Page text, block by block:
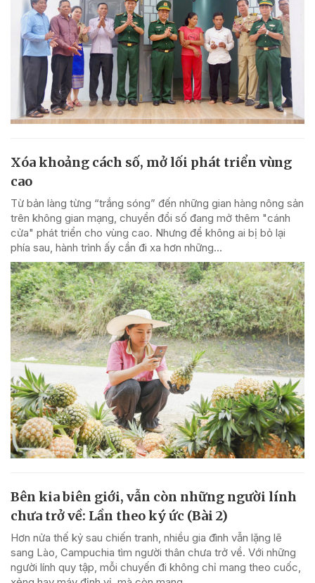
Xóa khoảng cách số, mở lối phát triển vùng
cao
Từ bản làng từng “trắng sóng” đến những gian hàng nông sản
trên không gian mạng, chuyển đổi số đang mở thêm "cánh
cửa" phát triển cho vùng cao. Nhưng để không ai bị bỏ lại
phía sau, hành trình ấy cần đi xa hơn những...
Bên kia biên giới, vẫn còn những người lính
chưa trở về: Lần theo ký ức (Bài 2)
Hơn nửa thế kỷ sau chiến tranh, nhiều gia đình vẫn lặng lẽ
sang Lào, Campuchia tìm người thân chưa trở về. Với những
người lính quy tập, mỗi chuyến đi không chỉ mang theo cuốc,